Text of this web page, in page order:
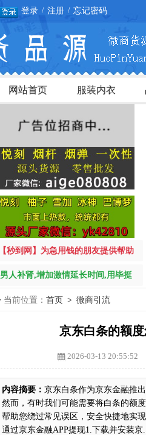
登录 / 注册 / 忘记密码
网站首页 服装内衣
【秒到网】为急用钱的朋友提供帮助
男人补肾,增加激情延长时间,用毕挺
当前位置： 首页 > 微商引流
京东白条的额
2026-03-13 20:55:52
内容摘要： 京东白条作为京东金融推
然而，有时我们可能需要将白条的额
帮助您绕过常见误区，安全快捷地实
通过京东金融APP提现1.下载并安装京...